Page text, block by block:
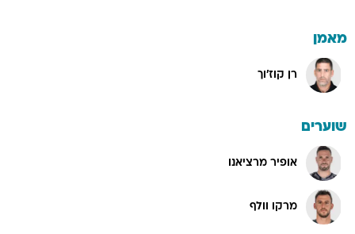
מאמן
רן קוז'וך
שוערים
אופיר מרציאנו
מרקו וולף